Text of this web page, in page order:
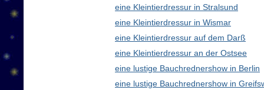
eine Kleintierdressur in Stralsund
eine Kleintierdressur in Wismar
eine Kleintierdressur auf dem Darß
eine Kleintierdressur an der Ostsee
eine lustige Bauchrednershow in Berlin
eine lustige Bauchrednershow in